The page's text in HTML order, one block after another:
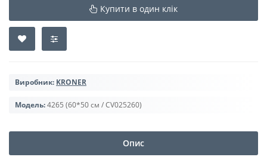
Купити в один клік
Виробник: KRONER
Модель:4265 (60*50 см / CV025260)
Опис